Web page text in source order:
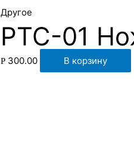
Другое
PTC-01
Р 300.00 В корзину